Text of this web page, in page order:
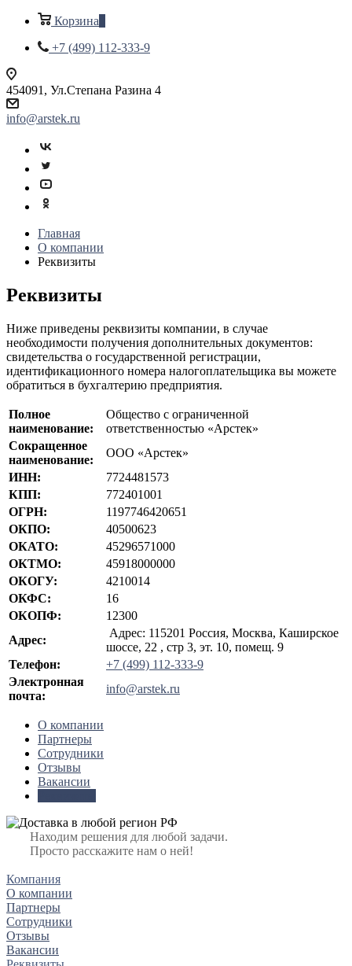
Корзина
+7 (499) 112-333-9
454091, Ул.Степана Разина 4
info@arstek.ru
Главная
О компании
Реквизиты
Реквизиты
Ниже приведены реквизиты компании, в случае
необходимости получения дополнительных документов:
свидетельства о государственной регистрации,
идентификационного номера налогоплательщика вы можете
обратиться в бухгалтерию предприятия.
Полное
наименование:
Общество с ограниченной
ответственностью «Арстек»
Сокращенное
наименование:
ООО «Арстек»
ИНН:
7724481573
КПП:
772401001
ОГРН:
1197746420651
ОКПО:
40500623
ОКАТО:
45296571000
ОКТМО:
45918000000
ОКОГУ:
4210014
ОКФС:
16
ОКОПФ:
12300
Адрес:
Адрес: 115201 Россия, Москва, Каширское
шоссе, 22 , стр 3, эт. 10, помещ. 9
Телефон:
+7 (499) 112-333-9
Электронная
почта:
info@arstek.ru
О компании
Партнеры
Сотрудники
Отзывы
Вакансии
Находим решения для любой задачи.
Просто расскажите нам о ней!
Компания
О компании
Партнеры
Сотрудники
Отзывы
Вакансии